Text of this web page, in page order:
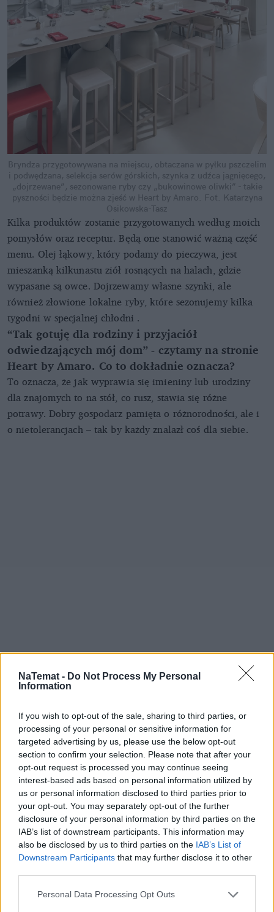
NaTemat - Do Not Process My Personal
Information
If you wish to opt-out of the sale, sharing to third parties, or
processing of your personal or sensitive information for
targeted advertising by us, please use the below opt-out
section to confirm your selection. Please note that after your
opt-out request is processed you may continue seeing
interest-based ads based on personal information utilized by
us or personal information disclosed to third parties prior to
your opt-out. You may separately opt-out of the further
disclosure of your personal information by third parties on the
IAB’s list of downstream participants. This information may
also be disclosed by us to third parties on the IAB’s List of
Downstream Participants that may further disclose it to other
Personal Data Processing Opt Outs
Bryndza przygotowywana na miejscu, obtaczana w pyłku pszczelim
i podwędzana, selekcja serów górskich, szynka z udźca jagnięcego,
„dojrzewane”, sezonowane ryby czy „bukowinowe oliwki” - takie
pyszności będzie można zjeść w Heart by Amaro. Fot. Katarzyna
Osikowska-Tasz
Kilka produktów zostanie przygotowanych według moich
pomysłów oraz receptur. Będą one stanowić ważną część
menu. Olej łąkowy, który podamy do pieczywa, jest
mieszanką kilkunastu ziół rosnących na halach, gdzie
wypasane są owce. Dojrzewamy własne szynki, ale
również złowione lokalne ryby, które sezonujemy kilka
tygodni w specjalnej chłodni .
“Tak gotuję dla rodziny i przyjaciół
odwiedzających mój dom” - czytamy na stronie
Heart by Amaro. Co to dokładnie oznacza?
To oznacza, że jak wyprawia się imieniny lub urodziny
dla znajomych to na stół, co rusz, stawia się różne
potrawy. Dobry gospodarz pamięta o różnorodności, ale i
o nietolerancjach – tak by każdy znalazł coś dla siebie.
Domowy obiad od podstaw bez stania
godzinami w kuchni? Sprawdziłam,
czy to możliwe
Czasami na takiej biesiadzie jedzeniu nie ma końca i
gospodarz, jak z rękawa, wyciąga kolejne hity. Tak
właśnie ma wyglądać doświadczenie w Heart by Amaro.
A gdy kolacja się przedłuży znajdą się wspaniałe górskie